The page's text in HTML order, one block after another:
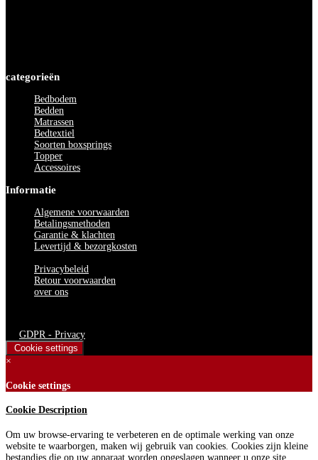
categorieën
Bedbodem
Bedden
Matrassen
Bedtextiel
Soorten boxsprings
Topper
Accessoires
Informatie
Algemene voorwaarden
Betalingsmethoden
Garantie & klachten
Levertijd & bezorgkosten
Privacybeleid
Retour voorwaarden
over ons
GDPR - Privacy
Cookie settings
×
Cookie settings
Cookie Description
Om uw browse-ervaring te verbeteren en de optimale werking van onze
website te waarborgen, maken wij gebruik van cookies. Cookies zijn kleine
bestandjes die op uw apparaat worden opgeslagen wanneer u onze site